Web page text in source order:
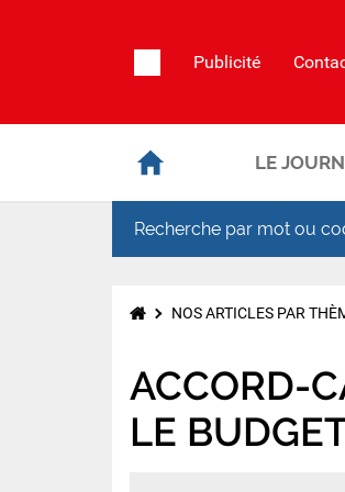
Publicité
LE
NOS ARTICLES PAR
ACCORD-
LE